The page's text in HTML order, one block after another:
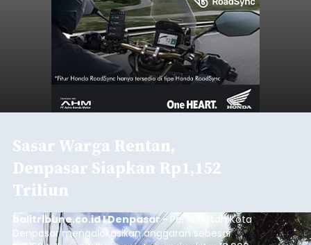
Sasar Warga Rentan,
Denpasar Siapkan Rp1,152
Triliun
balitribune.co.id I Denpasar - Pemerintah Kota
Denpasar mengalokasikan anggaran sebesar